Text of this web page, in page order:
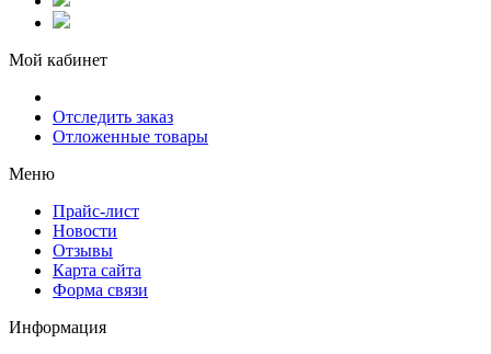
Мой кабинет
Отследить заказ
Отложенные товары
Меню
Прайс-лист
Новости
Отзывы
Карта сайта
Форма связи
Информация